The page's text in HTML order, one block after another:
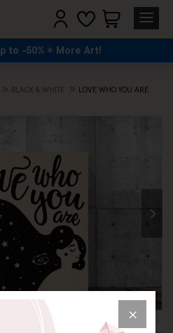
to -50% More Art!
BLACK & WHITE LOVE WHO YOU ARE